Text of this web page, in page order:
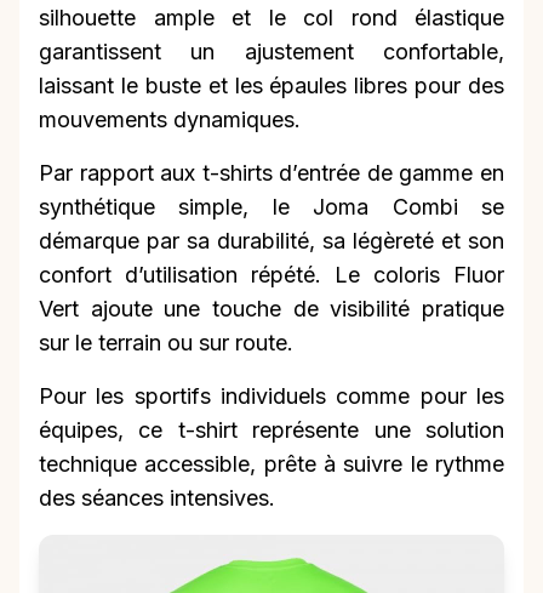
silhouette ample et le col rond élastique
garantissent un ajustement confortable,
laissant le buste et les épaules libres pour des
mouvements dynamiques.
Par rapport aux t-shirts d’entrée de gamme en
synthétique simple, le Joma Combi se
démarque par sa durabilité, sa légèreté et son
confort d’utilisation répété. Le coloris Fluor
Vert ajoute une touche de visibilité pratique
sur le terrain ou sur route.
Pour les sportifs individuels comme pour les
équipes, ce t-shirt représente une solution
technique accessible, prête à suivre le rythme
des séances intensives.